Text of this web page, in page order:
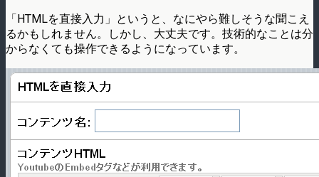
「HTMLを直接入力」というと、なにやら難しそうな聞こえ
るかもしれません。しかし、大丈夫です。技術的なことは分
からなくても操作できるようになっています。